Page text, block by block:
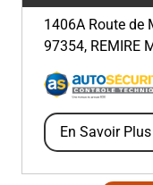
1406A Route de
97354, REMIRE
En Savoir Plus